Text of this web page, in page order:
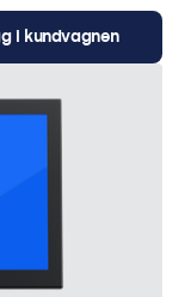
i kundvagnen